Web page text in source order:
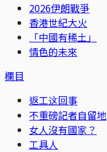
2026伊朗戰爭
香港世紀大火
「中國有稀土」
情色的未來
欄目
返工这回事
不重磅記者自留地
女人沒有國家？
工具人